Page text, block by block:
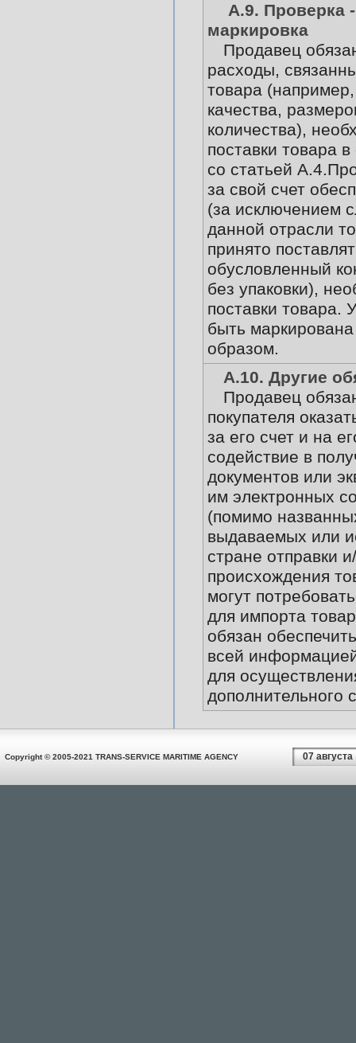
А.9. Проверка
маркировка
Продавец
расходы,
товара
качества,
количества),
поставки товара в
со статьей
за свой счет
(за исключением
данной отрасли
принято
обусловленный
без упаковки),
поставки товара.
быть
образом.
А.10. Другие
Продавец
покупателя
за его счет и на
содействие в
документов или
им электронных
(помимо
выдаваемых или
стране отправки
происхождения
могут
для импорта
обязан
всей
для
дополнительного
Copyright © 2005-2021 TRANS-SERVICE MARITIME AGENCY 07 августа